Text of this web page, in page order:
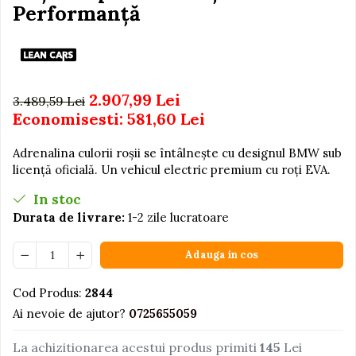
Jucarii de baie
Interactive, educative si
muzicale
Ateliere si unelte
Blocuri de constructie
Covorase de dans
De plus
Fotolii gonflabile
Ingrijire cosmetica mamici
Perioada Sarcinii
Sisteme De Purtare
Performanță
3.489,59 Lei 2.907,99 Lei
Economisesti: 581,60 Lei
Adrenalina culorii roșii se întâlnește cu designul BMW sub
licență oficială. Un vehicul electric premium cu roți EVA.
In stoc
Durata de livrare: 1-2 zile lucratoare
Adauga in cos
Cod Produs: 2844
Ai nevoie de ajutor? 0725655059
La achizitionarea acestui produs primiti 145 Lei